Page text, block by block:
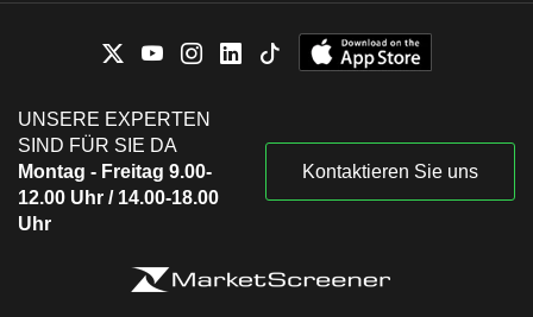
UNSERE EXPERTEN
SIND FÜR SIE DA
Montag - Freitag 9.00-
12.00 Uhr / 14.00-18.00
Uhr
Kontaktieren Sie uns